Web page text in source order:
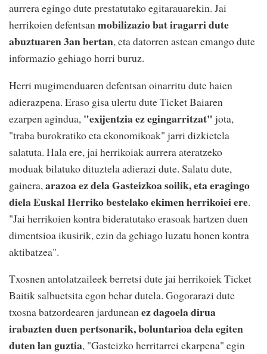
aurrera egingo dute prestatutako egitarauarekin. Jai
herrikoien defentsanmobilizazio bat iragarri dute
abuztuaren 3an bertan, eta datorren astean emango dute
informazio gehiago horri buruz.
Herri mugimenduaren defentsan oinarritu dute haien
adierazpena. Eraso gisa ulertu dute Ticket Baiaren
ezarpen agindua, "exijentzia ez egingarritzat" jota,
"traba burokratiko eta ekonomikoak" jarri dizkietela
salatuta. Hala ere, jai herrikoiak aurrera ateratzeko
moduak bilatuko dituztela adierazi dute. Salatu dute,
gainera, arazoa ez dela Gasteizkoa soilik, eta eragingo
diela Euskal Herriko bestelako ekimen herrikoiei ere.
"Jai herrikoien kontra bideratutako erasoak hartzen duen
dimentsioa ikusirik, ezin da gehiago luzatu honen kontra
aktibatzea".
Txosnen antolatzaileek berretsi dute jai herrikoiek Ticket
Baitik salbuetsita egon behar dutela. Gogorarazi dute
txosna batzordearen jarduneanez dagoela dirua
irabazten duen pertsonarik, boluntarioa dela egiten
duten lan guztia, "Gasteizko herritarrei ekarpena" egin